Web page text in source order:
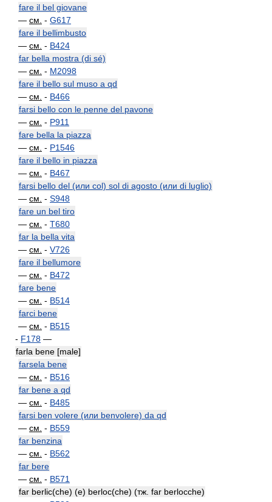
fare il bel giovane
— см. - G617
fare il bellimbusto
— см. - B424
far bella mostra (di sé)
— см. - M2098
fare il bello sul muso a qd
— см. - B466
farsi bello con le penne del pavone
— см. - P911
fare bella la piazza
— см. - P1546
fare il bello in piazza
— см. - B467
farsi bello del (или col) sol di agosto (или di luglio)
— см. - S948
fare un bel tiro
— см. - T680
far la bella vita
— см. - V726
fare il bellumore
— см. - B472
fare bene
— см. - B514
farci bene
— см. - B515
- F178 —
farla bene [male]
farsela bene
— см. - B516
far bene a qd
— см. - B485
farsi ben volere (или benvolere) da qd
— см. - B559
far benzina
— см. - B562
far bere
— см. - B571
far berlic(che) (e) berloc(che) (тж. far berlocche)